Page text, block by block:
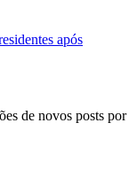
após
de novos posts por